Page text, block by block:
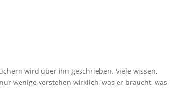
wird über ihn geschrieben. Viele wissen,
wenige verstehen wirklich, was er braucht, was